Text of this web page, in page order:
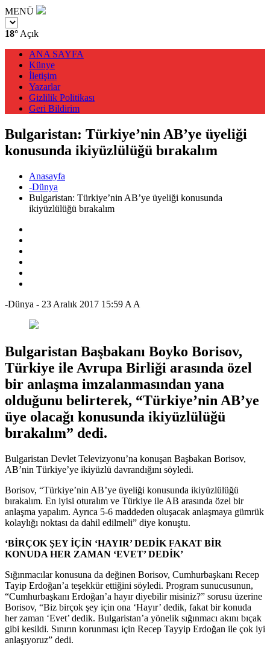
MENÜ
18° Açık
ANA SAYFA
Künye
İletişim
Yazarlar
Gizlilik Politikası
Geri Bildirim
Bulgaristan: Türkiye’nin AB’ye üyeliği
konusunda ikiyüzlülüğü bırakalım
Anasayfa
-Dünya
Bulgaristan: Türkiye’nin AB’ye üyeliği konusunda
ikiyüzlülüğü bırakalım
-Dünya - 23 Aralık 2017 15:59 A A
Bulgaristan Başbakanı Boyko Borisov,
Türkiye ile Avrupa Birliği arasında özel
bir anlaşma imzalanmasından yana
olduğunu belirterek, “Türkiye’nin AB’ye
üye olacağı konusunda ikiyüzlülüğü
bırakalım” dedi.
Bulgaristan Devlet Televizyonu’na konuşan Başbakan Borisov,
AB’nin Türkiye’ye ikiyüzlü davrandığını söyledi.
Borisov, “Türkiye’nin AB’ye üyeliği konusunda ikiyüzlülüğü
bırakalım. En iyisi oturalım ve Türkiye ile AB arasında özel bir
anlaşma yapalım. Ayrıca 5-6 maddeden oluşacak anlaşmaya gümrük
kolaylığı noktası da dahil edilmeli” diye konuştu.
‘BİRÇOK ŞEY İÇİN ‘HAYIR’ DEDİK FAKAT BİR
KONUDA HER ZAMAN ‘EVET’ DEDİK’
Sığınmacılar konusuna da değinen Borisov, Cumhurbaşkanı Recep
Tayip Erdoğan’a teşekkür ettiğini söyledi. Program sunucusunun,
“Cumhurbaşkanı Erdoğan’a hayır diyebilir misiniz?” sorusu üzerine
Borisov, “Biz birçok şey için ona ‘Hayır’ dedik, fakat bir konuda
her zaman ‘Evet’ dedik. Bulgaristan’a yönelik sığınmacı akını bıçak
gibi kesildi. Sınırın korunması için Recep Tayyip Erdoğan ile çok iyi
anlaşıyoruz” dedi.